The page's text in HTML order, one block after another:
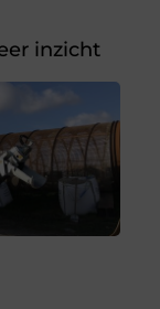
inzicht